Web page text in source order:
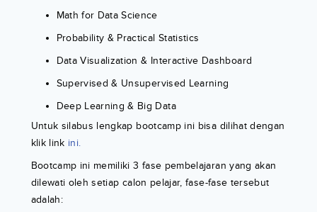
Math for Data Science
Probability & Practical Statistics
Data Visualization & Interactive Dashboard
Supervised & Unsupervised Learning
Deep Learning & Big Data
Untuk silabus lengkap bootcamp ini bisa dilihat dengan
klik link ini.
Bootcamp ini memiliki 3 fase pembelajaran yang akan
dilewati oleh setiap calon pelajar, fase-fase tersebut
adalah: